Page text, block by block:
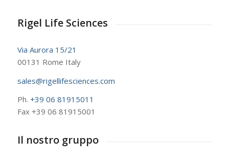
Rigel Life Sciences
Via Aurora 15/21
00131 Rome Italy
sales@rigellifesciences.com
Ph. +39 06 81915011
Fax +39 06 81915001
Il nostro gruppo